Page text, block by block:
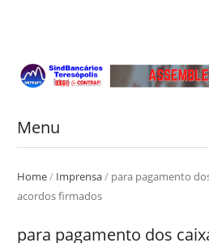
Menu
Home/ Imprensa/ para pagamento
acordos firmados
para pagamento dos